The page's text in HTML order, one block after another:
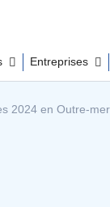
Entreprises
2024 en Outre-